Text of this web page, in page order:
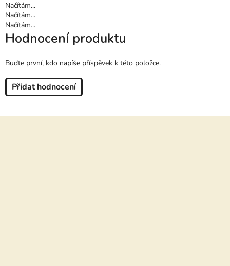
Načítám...
Načítám...
Načítám...
Hodnocení produktu
Buďte první, kdo napíše příspěvek k této položce.
Přidat hodnocení